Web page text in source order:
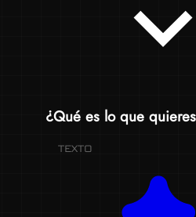
¿Qué es lo que
TEXTO